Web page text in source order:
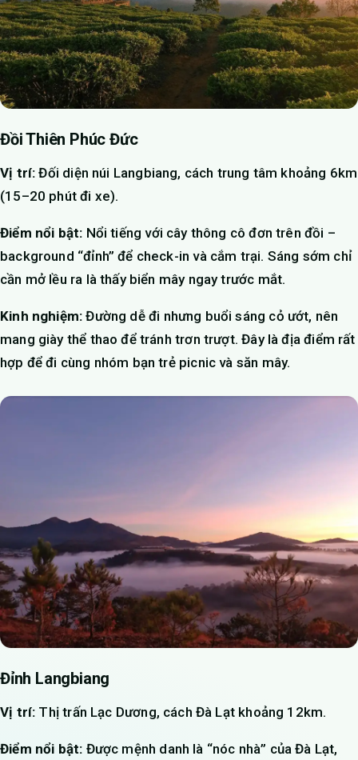
Đồi Thiên Phúc Đức
Vị trí: Đối diện núi Langbiang, cách trung tâm khoảng 6km
(15–20 phút đi xe).
Điểm nổi bật: Nổi tiếng với cây thông cô đơn trên đồi –
background “đỉnh” để check-in và cắm trại. Sáng sớm chỉ
cần mở lều ra là thấy biển mây ngay trước mắt.
Kinh nghiệm: Đường dễ đi nhưng buổi sáng cỏ ướt, nên
mang giày thể thao để tránh trơn trượt. Đây là địa điểm rất
hợp để đi cùng nhóm bạn trẻ picnic và săn mây.
Đỉnh Langbiang
Vị trí: Thị trấn Lạc Dương, cách Đà Lạt khoảng 12km.
Điểm nổi bật: Được mệnh danh là “nóc nhà” của Đà Lạt,